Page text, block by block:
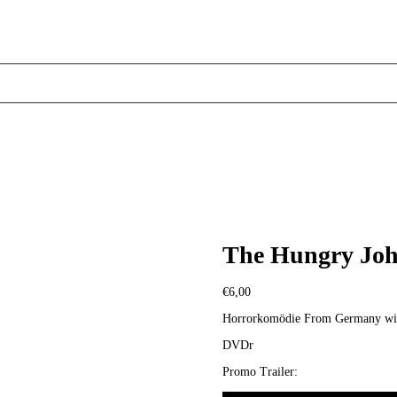
The Hungry
€6,00
Horrorkomödie From Germany
DVDr
Promo Trailer: